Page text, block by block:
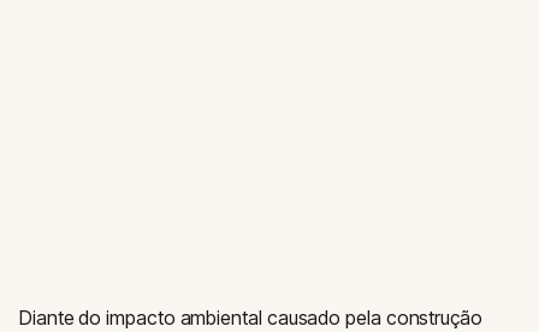
Diante do impacto ambiental causado pela construção